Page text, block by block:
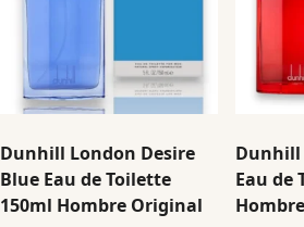
Dunhill London Desire
Blue Eau de Toilette
150ml Hombre Original
Dunhill
Eau de